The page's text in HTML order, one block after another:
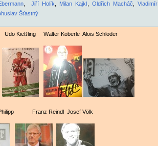
,Jiří Holík Milan Kajkl Oldřich Macháč
Vladimír
Šťastný
Kießling Walter Köberle Alois Schloder
Franz Reindl Josef Völk